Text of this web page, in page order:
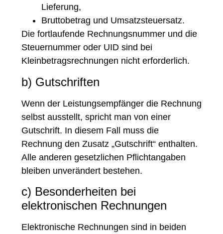
Lieferung,
Bruttobetrag und Umsatzsteuersatz.
Die fortlaufende Rechnungsnummer und die
Steuernummer oder UID sind bei
Kleinbetragsrechnungen nicht erforderlich.
b) Gutschriften
Wenn der Leistungsempfänger die Rechnung
selbst ausstellt, spricht man von einer
Gutschrift. In diesem Fall muss die
Rechnung den Zusatz „Gutschrift“ enthalten.
Alle anderen gesetzlichen Pflichtangaben
bleiben unverändert bestehen.
c) Besonderheiten bei
elektronischen Rechnungen
Elektronische Rechnungen sind in beiden